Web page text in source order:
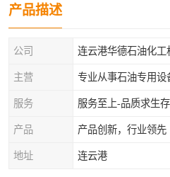
产品描述
公司 连云港华德石油化工
主营 专业从事石油专用设
服务 服务至上-品质求生存
产品 产品创新，行业领先
地址 连云港